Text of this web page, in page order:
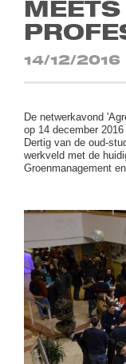
14/12/2016
De netwerkavond
op 14 december
Dertig van de oud-
werkveld met de
Groenmanagement